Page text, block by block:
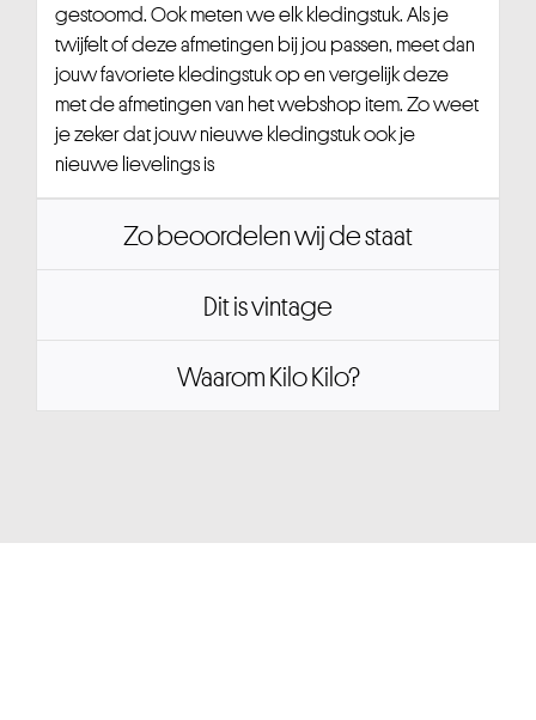
gestoomd. Ook meten we elk kledingstuk. Als je
twijfelt of deze afmetingen bij jou passen, meet dan
jouw favoriete kledingstuk op en vergelijk deze
met de afmetingen van het webshop item. Zo weet
je zeker dat jouw nieuwe kledingstuk ook je
nieuwe lievelings is
Zo beoordelen wij de staat
Dit is vintage
Waarom Kilo Kilo?